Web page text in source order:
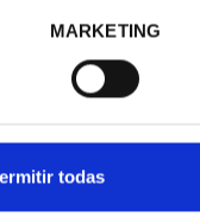
MARKETING
todas